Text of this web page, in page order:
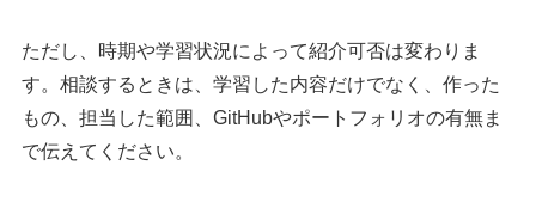
ただし、時期や学習状況によって紹介可否は変わりま
す。相談するときは、学習した内容だけでなく、作った
もの、担当した範囲、GitHubやポートフォリオの有無ま
で伝えてください。